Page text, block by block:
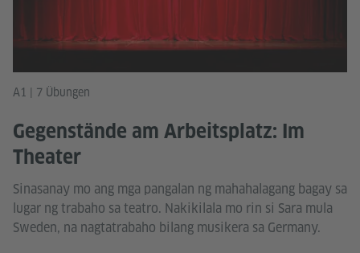
A1 | 7 Übungen
Gegenstände am Arbeitsplatz: Im
Theater
Sinasanay mo ang mga pangalan ng mahahalagang bagay sa
lugar ng trabaho sa teatro. Nakikilala mo rin si Sara mula
Sweden, na nagtatrabaho bilang musikera sa Germany.